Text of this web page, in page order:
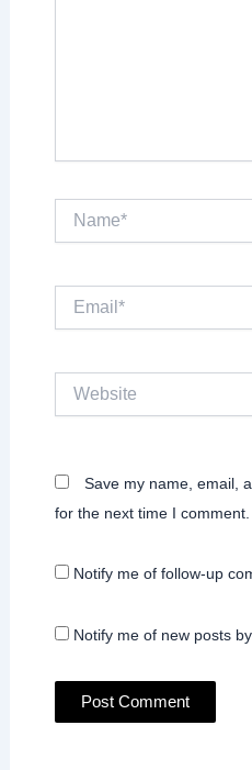
Name*
Save my name, email,
for the next time I comment.
Notify me of follow-up
Notify me of new posts